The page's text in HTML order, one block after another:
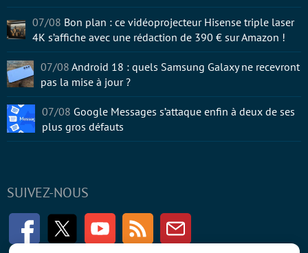
SUIVEZ-NOUS
FacebookTwitter Youtube RSS Newsletter
07/08 Bon plan : ce vidéoprojecteur Hisense triple laser
4K s’affiche avec une rédaction de 390 € sur Amazon !
07/08 Android 18 : quels Samsung Galaxy ne recevront
pas la mise à jour ?
07/08 Google Messages s’attaque enfin à deux de ses
plus gros défauts